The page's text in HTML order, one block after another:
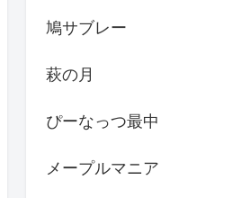
鳩サブレー
萩の月
ぴーなっつ最中
メープルマニア